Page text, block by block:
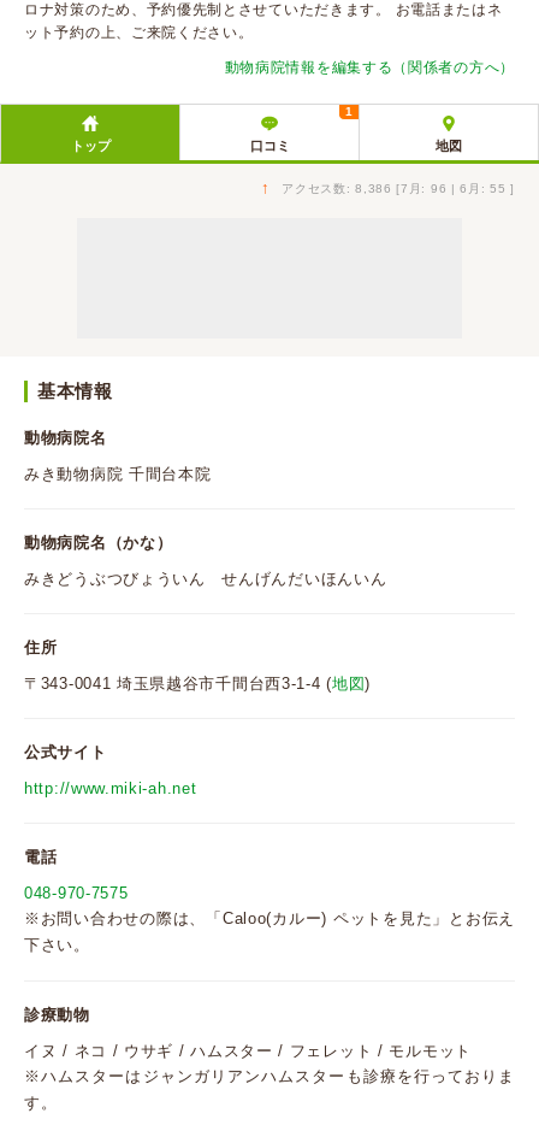
ロナ対策のため、予約優先制とさせていただきます。 お電話またはネ
ット予約の上、ご来院ください。
動物病院情報を編集する（関係者の方へ）
トップ 口コミ
1
地図
↑ アクセス数: 8,386 [7月: 96 | 6月: 55 ]
基本情報
動物病院名
みき動物病院 千間台本院
動物病院名（かな）
みきどうぶつびょういん せんげんだいほんいん
住所
〒343-0041 埼玉県越谷市千間台西3-1-4 (地図)
公式サイト
http://www.miki-ah.net
電話
048-970-7575
※お問い合わせの際は、「Caloo(カルー) ペットを見た」とお伝え
下さい。
診療動物
イヌ / ネコ / ウサギ / ハムスター / フェレット / モルモット
※ハムスターはジャンガリアンハムスターも診療を行っておりま
す。